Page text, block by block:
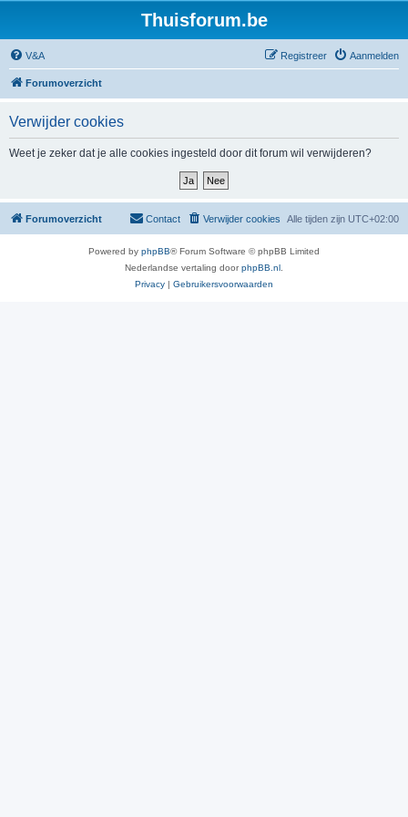
Thuisforum.be
V&A Aanmelden
Registreer
Forumoverzicht
Verwijder cookies
Weet je zeker dat je alle cookies ingesteld door dit forum wil verwijderen?
Forumoverzicht Alle tijden zijn UTC+02:00
Verwijder cookies
Contact
Powered by phpBB® Forum Software © phpBB Limited
Nederlandse vertaling doorphpBB.nl
Privacy | Gebruikersvoorwaarden